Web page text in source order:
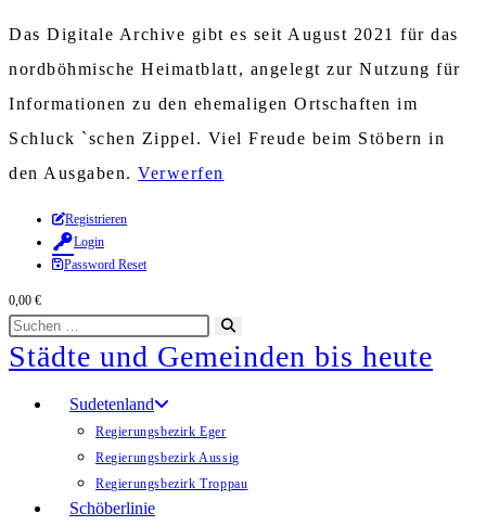
Das Digitale Archive gibt es seit August 2021 für das
nordböhmische Heimatblatt, angelegt zur Nutzung für
Informationen zu den ehemaligen Ortschaften im
Schluck `schen Zippel. Viel Freude beim Stöbern in
den Ausgaben. Verwerfen
Zum
Inhalt
springen
Registrieren
Login
Password Reset
0,00 €
Diese
Website
durchsuchen
starten
Städte und Gemeinden bis heute
Sudetenland
Regierungsbezirk Eger
Regierungsbezirk Aussig
Regierungsbezirk Troppau
Schöberlinie